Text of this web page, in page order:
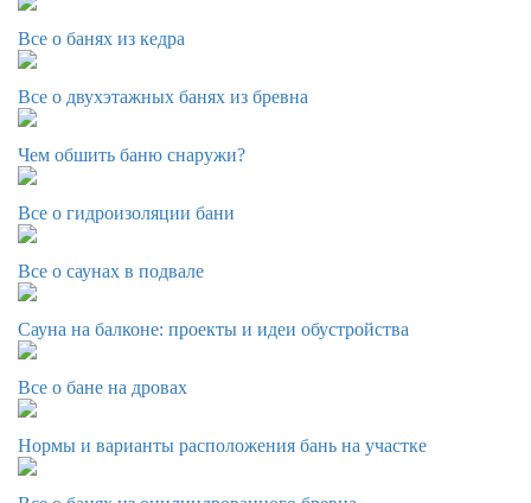
Все о банях из кедра
Все о двухэтажных банях из бревна
Чем обшить баню снаружи?
Все о гидроизоляции бани
Все о саунах в подвале
Сауна на балконе: проекты и идеи обустройства
Все о бане на дровах
Нормы и варианты расположения бань на участке